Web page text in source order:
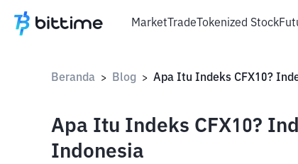
MarketTradeTokenized Stock
Beranda > Blog >
Apa Itu Indeks CFX10?
Indonesia